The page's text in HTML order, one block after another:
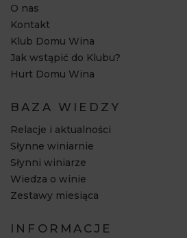
O nas
Kontakt
Klub Domu Wina
Jak wstąpić do Klubu?
Hurt Domu Wina
BAZA WIEDZY
Relacje i aktualności
Słynne winiarnie
Słynni winiarze
Wiedza o winie
Zestawy miesiąca
INFORMACJE